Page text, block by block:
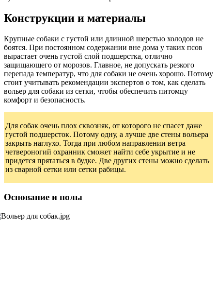
Конструкции и материалы
Крупные собаки с густой или длинной шерстью холодов не
боятся. При постоянном содержании вне дома у таких псов
вырастает очень густой слой подшерстка, отлично
защищающего от морозов. Главное, не допускать резкого
перепада температур, что для собаки не очень хорошо. Потому
стоит учитывать рекомендации экспертов о том, как сделать
вольер для собаки из сетки, чтобы обеспечить питомцу
комфорт и безопасность.
Для собак очень плох сквозняк, от которого не спасет даже
густой подшерсток. Потому одну, а лучше две стены вольера
закрыть наглухо. Тогда при любом направлении ветра
четвероногий охранник сможет найти себе укрытие и не
придется прятаться в будке. Две других стены можно сделать
из сварной сетки или сетки рабицы.
Основание и полы